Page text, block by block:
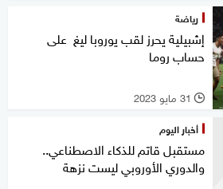
رياضة
إشبيلية يحرز لقب يوروبا ليغ على
حساب روما
l 31 مايو 2023
أخبار اليوم
مستقبل قاتم للذكاء الاصطناعي..
والدوري الأوروبي ليست نزهة